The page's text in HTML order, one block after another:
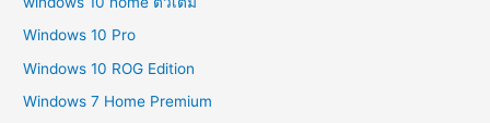
Windows 10 Pro
Windows 10 ROG Edition
Windows 7 Home Premium